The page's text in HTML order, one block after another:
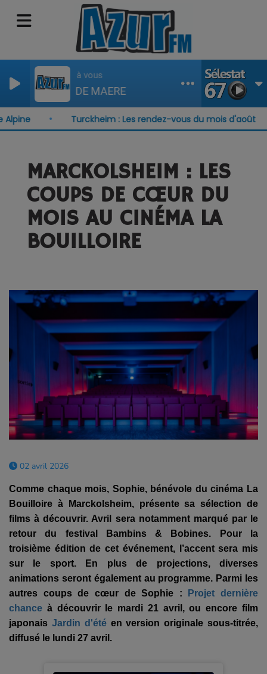
Je pense à vous
PIERRE DE MAERE
Turckheim : Les rendez-vous du mois d'août
MARCKOLSHEIM : LES
COUPS DE CŒUR DU
MOIS AU CINÉMA LA
BOUILLOIRE
02 avril 2026
Comme chaque mois, Sophie, bénévole du cinéma La
Bouilloire à Marckolsheim, présente sa sélection de
films à découvrir. Avril sera notamment marqué par le
retour du festival Bambins & Bobines. Pour la
troisième édition de cet événement, l’accent sera mis
sur le sport. En plus de projections, diverses
animations seront également au programme. Parmi les
autres coups de cœur de Sophie :
Projet dernière
chance à découvrir le mardi 21 avril, ou encore film
japonais Jardin d'étéen version originale sous-titrée,
diffusé le lundi 27 avril.